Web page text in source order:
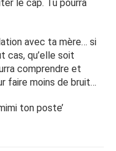
le cap. Tu pourra
avec ta mère… si
cas, qu’elle soit
comprendre et
faire moins de bruit…
ton poste’